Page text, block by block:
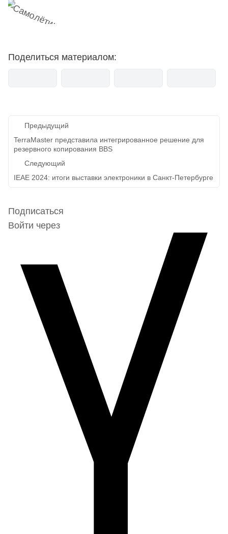
Поделиться материалом:
Навигация
по
записям
Предыдущий
TerraMaster представила интегрированное решение для
резервного копирования BBS
Следующий
IEAE 2024: итоги выставки электроники в Санкт-Петербурге
Подписаться
Войти через